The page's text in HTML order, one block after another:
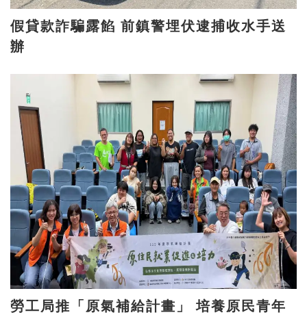
假貸款詐騙露餡 前鎮警埋伏逮捕收水手送
辦
勞工局推「原氣補給計畫」 培養原民青年